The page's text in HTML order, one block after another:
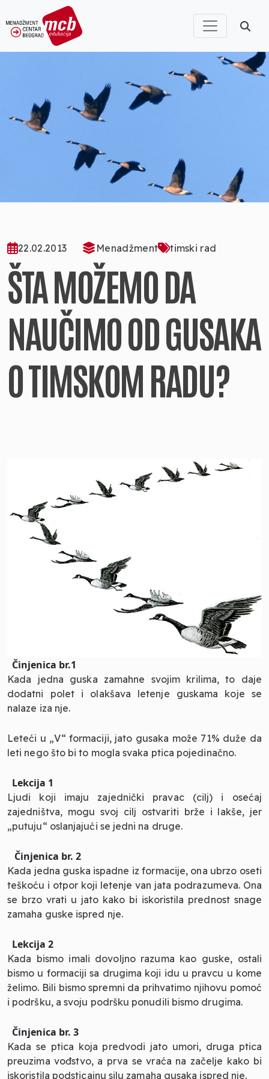
22.02.2013 Menadžment timski rad
ŠTA MOŽEMO DA
NAUČIMO OD GUSAKA
O TIMSKOM RADU?
Činjenica br.1
Kada jedna guska zamahne svojim krilima, to daje
dodatni polet i olakšava letenje guskama koje se
nalaze iza nje.
Leteći u „V“ formaciji, jato gusaka može 71% duže da
leti nego što bi to mogla svaka ptica pojedinačno.
Lekcija 1
Ljudi koji imaju zajednički pravac (cilj) i osećaj
zajedništva, mogu svoj cilj ostvariti brže i lakše, jer
„putuju“ oslanjajući se jedni na druge.
Činjenica br. 2
Kada jedna guska ispadne iz formacije, ona ubrzo oseti
teškoću i otpor koji letenje van jata podrazumeva. Ona
se brzo vrati u jato kako bi iskoristila prednost snage
zamaha guske ispred nje.
Lekcija 2
Kada bismo imali dovoljno razuma kao guske, ostali
bismo u formaciji sa drugima koji idu u pravcu u kome
želimo. Bili bismo spremni da prihvatimo njihovu pomoć
i podršku, a svoju podršku ponudili bismo drugima.
Činjenica br. 3
Kada se ptica koja predvodi jato umori, druga ptica
preuzima vođstvo, a prva se vraća na začelje kako bi
iskoristila podsticajnu silu zamaha gusaka ispred nje.